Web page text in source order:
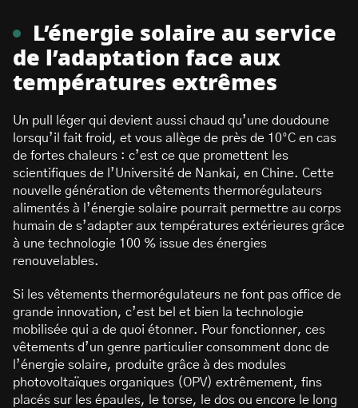
L’énergie solaire au service
de l’adaptation face aux
températures extrêmes
Un pull léger qui devient aussi chaud qu’une doudoune
lorsqu’il fait froid, et vous allège de près de 10°C en cas
de fortes chaleurs : c’est ce que promettent les
scientifiques de l’Université de Nankai, en Chine. Cette
nouvelle génération de vêtements thermorégulateurs
alimentés à l’énergie solaire pourrait permettre au corps
humain de s’adapter aux températures extérieures grâce
à une technologie 100 % issue des énergies
renouvelables.
Si les vêtements thermorégulateurs ne font pas office de
grande innovation, c’est bel et bien la technologie
mobilisée qui a de quoi étonner. Pour fonctionner, ces
vêtements d’un genre particulier consomment donc de
l’énergie solaire, produite grâce à des modules
photovoltaïques organiques (OPV) extrêmement, fins
placés sur les épaules, le torse, le dos ou encore le long